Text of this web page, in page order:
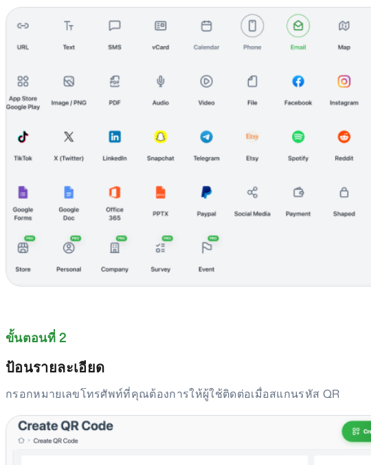
ขั้นตอนที่ 2
ป้อนรายละเอียด
กรอกหมายเลขโทรศัพท์ที่คุณต้องการให้ผู้ใช้ติดต่อเมื่อสแกนรหัส QR